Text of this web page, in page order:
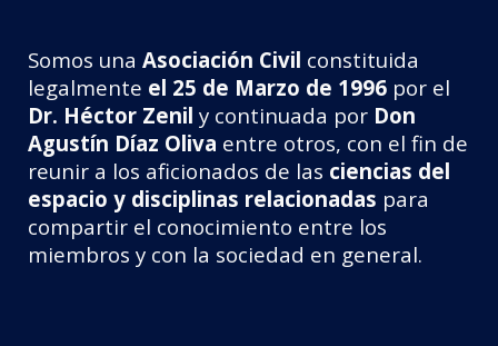
Somos unaAsociación Civil constituida
legalmente el 25 de Marzo de 1996 por el
Dr. Héctor Zenil y continuada por Don
Agustín Díaz Oliva entre otros, con el fin de
reunir a los aficionados de las ciencias del
espacio y disciplinas relacionadas para
compartir el conocimiento entre los
miembros y con la sociedad en general.